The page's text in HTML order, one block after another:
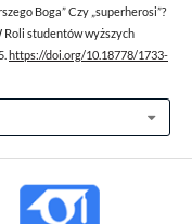
Boga” Czy „superherosi”?
Roli studentów wyższych
https://doi.org/10.18778/1733-